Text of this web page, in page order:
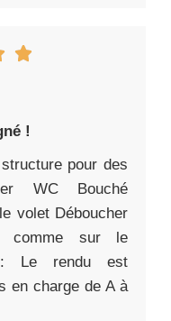
!
pour des
WC Bouché
volet Déboucher
comme sur le
: Le rendu est
en charge de A à